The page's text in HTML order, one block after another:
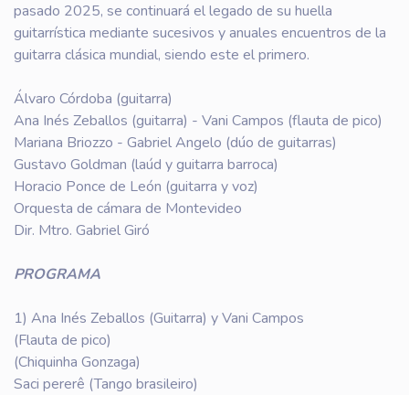
pasado 2025, se continuará el legado de su huella
guitarrística mediante sucesivos y anuales encuentros de la
guitarra clásica mundial, siendo este el primero.
Álvaro Córdoba (guitarra)
Ana Inés Zeballos (guitarra) - Vani Campos (flauta de pico)
Mariana Briozzo - Gabriel Angelo (dúo de guitarras)
Gustavo Goldman (laúd y guitarra barroca)
Horacio Ponce de León (guitarra y voz)
Orquesta de cámara de Montevideo
Dir. Mtro. Gabriel Giró
PROGRAMA
1) Ana Inés Zeballos (Guitarra) y Vani Campos
(Flauta de pico)
(Chiquinha Gonzaga)
Saci pererê (Tango brasileiro)